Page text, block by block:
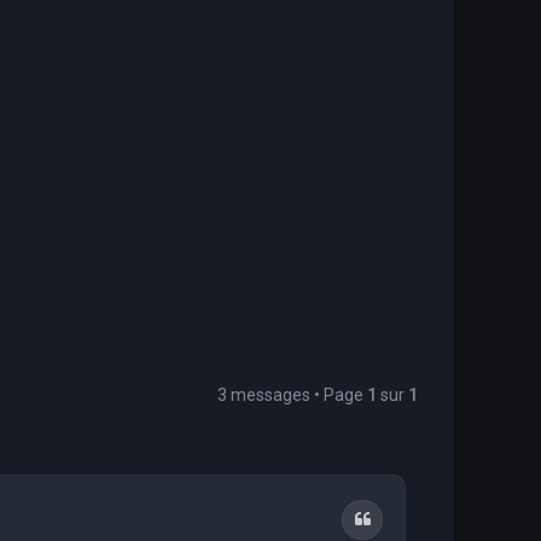
3 messages • Page 1 sur 1
Citation